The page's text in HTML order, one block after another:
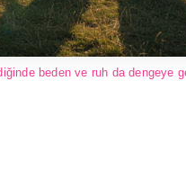
beden ve ruh da dengeye